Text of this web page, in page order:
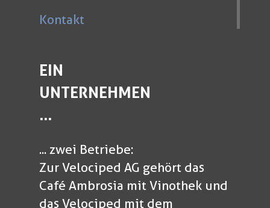
Kontakt
EIN
UNTERNEHMEN
...
... zwei Betriebe:
Zur Velociped AG gehört das
Café Ambrosia mit Vinothek und
das Velociped mit dem